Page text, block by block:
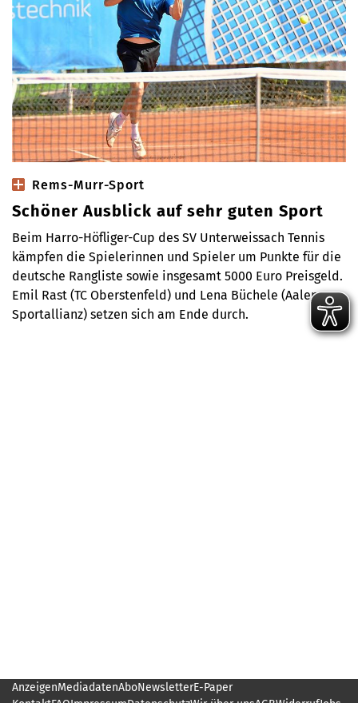
Rems-Murr-Sport
Schöner Ausblick auf sehr guten Sport
Beim Harro-Höfliger-Cup des SV Unterweissach Tennis
kämpfen die Spielerinnen und Spieler um Punkte für die
deutsche Rangliste sowie insgesamt 5000 Euro Preisgeld.
Emil Rast (TC Oberstenfeld) und Lena Büchele (Aalener
Sportallianz) setzen sich am Ende durch.
AnzeigenMediadatenAboNewsletterE-Paper